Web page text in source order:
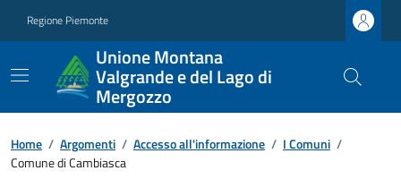
Regione Piemonte
Unione Montana
Valgrande e del Lago di
Mergozzo
Home / Argomenti / Accesso all'informazione / I Comuni /
Comune di Cambiasca